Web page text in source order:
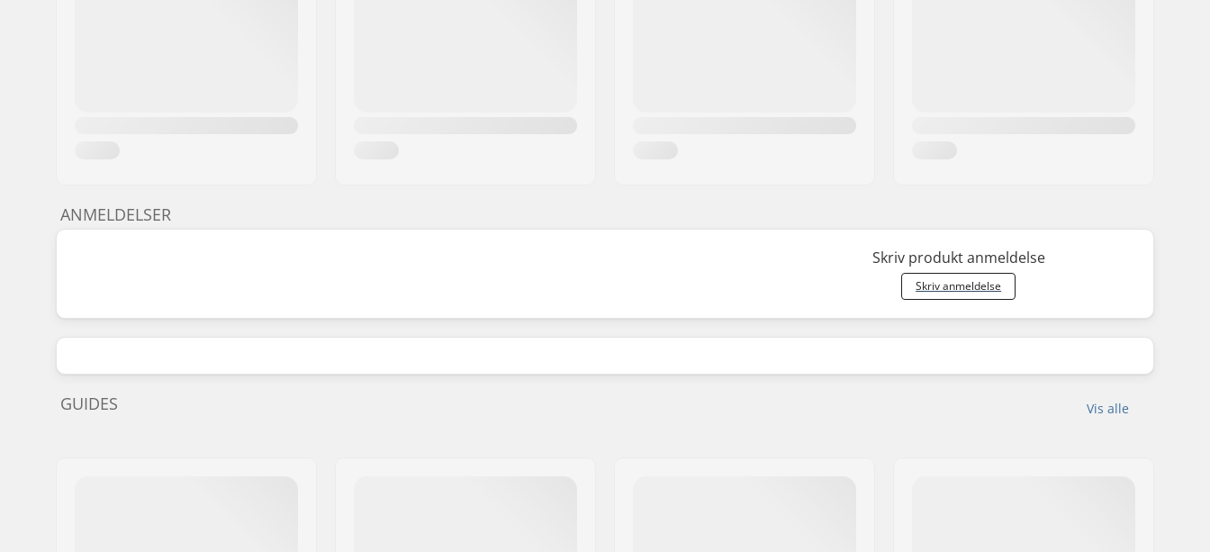
ANMELDELSER
Skriv produkt anmeldelse
Skriv anmeldelse
Vis alle
GUIDES